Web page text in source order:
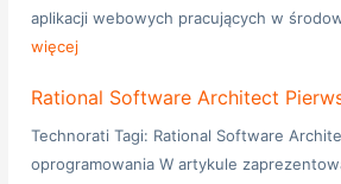
aplikacji webowych pracujących w
więcej
Rational Software Architect
Technorati Tagi: Rational Software
oprogramowania W artykule